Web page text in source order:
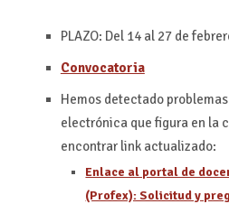
PLAZO: Del 14 al 27 de
Convocatoria
Hemos detectado
electrónica que figura en la
encontrar link actualizado:
Enlace al portal de
(Profex): Solicitud y